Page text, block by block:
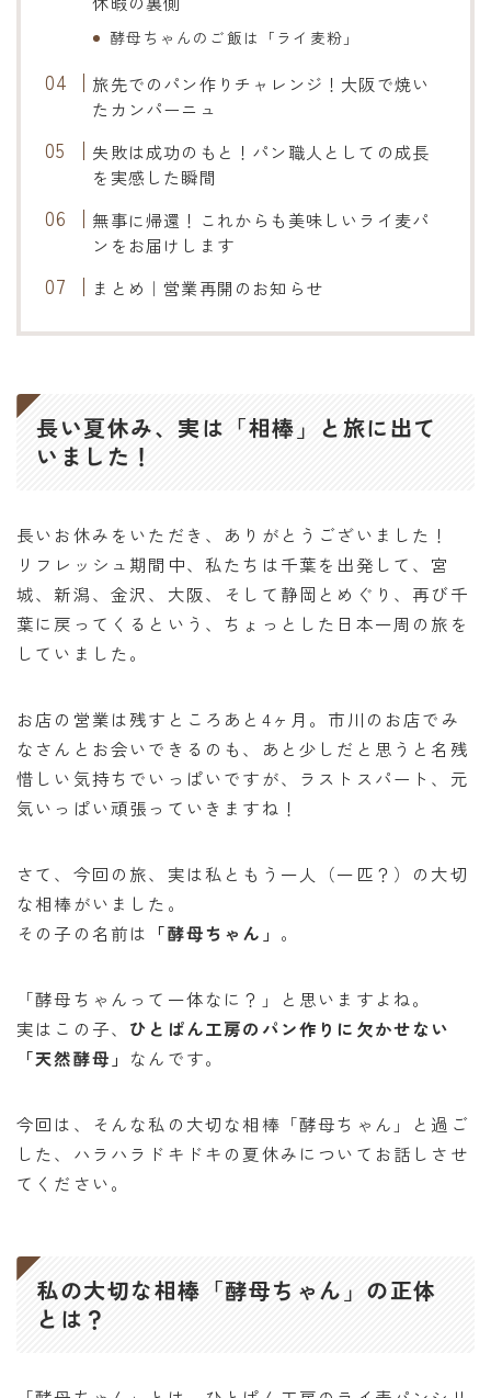
酵母ちゃんのご飯は「ライ麦粉」
旅先でのパン作りチャレンジ！大阪で焼い
たカンパーニュ
失敗は成功のもと！パン職人としての成長
を実感した瞬間
無事に帰還！これからも美味しいライ麦パ
ンをお届けします
まとめ｜営業再開のお知らせ
長い夏休み、実は「相棒」と旅に出て
いました！
長いお休みをいただき、ありがとうございました！
リフレッシュ期間中、私たちは千葉を出発して、宮
城、新潟、金沢、大阪、そして静岡とめぐり、再び千
葉に戻ってくるという、ちょっとした日本一周の旅を
していました。
お店の営業は残すところあと4ヶ月。市川のお店でみ
なさんとお会いできるのも、あと少しだと思うと名残
惜しい気持ちでいっぱいですが、ラストスパート、元
気いっぱい頑張っていきますね！
さて、今回の旅、実は私ともう一人（一匹？）の大切
な相棒がいました。
その子の名前は 「酵母ちゃん」 。
「酵母ちゃんって一体なに？」と思いますよね。
実はこの子、 ひとぱん工房のパン作りに欠かせない
「天然酵母」 なんです。
今回は、そんな私の大切な相棒「酵母ちゃん」と過ご
した、ハラハラドキドキの夏休みについてお話しさせ
てください。
私の大切な相棒「酵母ちゃん」の正体
とは？